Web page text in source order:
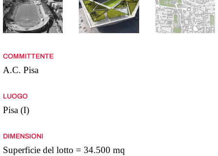
COMMITTENTE
A.C. Pisa
LUOGO
Pisa (I)
DIMENSIONI
Superficie del lotto = 34.500 mq